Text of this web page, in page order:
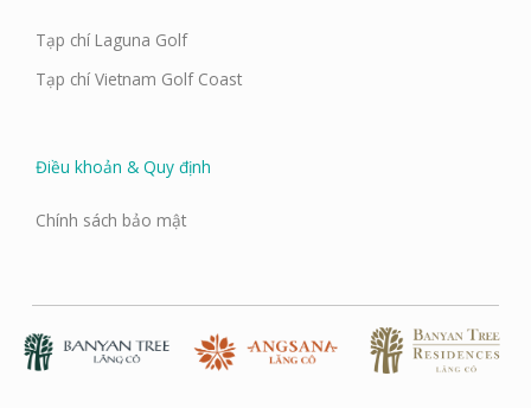
Tạp chí Laguna Golf
Tạp chí Vietnam Golf Coast
Điều khoản & Quy định
Chính sách bảo mật